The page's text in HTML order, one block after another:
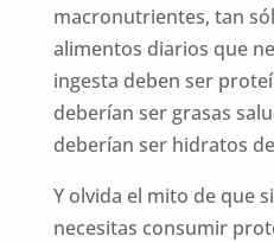
macronutrientes, tan
alimentos diarios que
ingesta deben ser
deberían ser grasas
deberían ser hidratos
Y olvida el mito de que
necesitas consumir